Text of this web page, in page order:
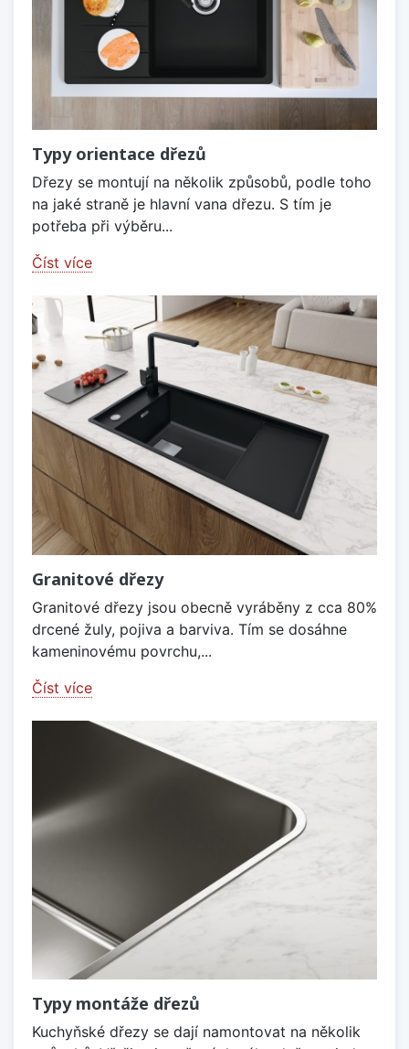
Typy orientace dřezů
Dřezy se montují na několik způsobů, podle toho
na jaké straně je hlavní vana dřezu. S tím je
potřeba při výběru...
Číst více
Granitové dřezy
Granitové dřezy jsou obecně vyráběny z cca 80%
drcené žuly, pojiva a barviva. Tím se dosáhne
kameninovému povrchu,...
Číst více
Typy montáže dřezů
Kuchyňské dřezy se dají namontovat na několik